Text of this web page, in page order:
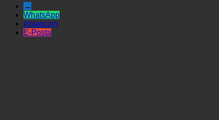
→
WhatsApp
Instagram
E-Posta